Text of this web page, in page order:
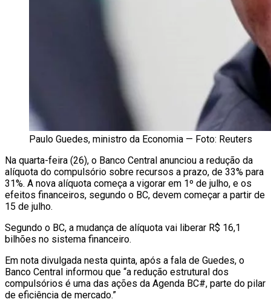
Paulo Guedes, ministro da Economia — Foto: Reuters
Na quarta-feira (26), o Banco Central anunciou a redução da
alíquota do compulsório sobre recursos a prazo, de 33% para
31%. A nova alíquota começa a vigorar em 1º de julho, e os
efeitos financeiros, segundo o BC, devem começar a partir de
15 de julho.
Segundo o BC, a mudança de alíquota vai liberar R$ 16,1
bilhões no sistema financeiro.
Em nota divulgada nesta quinta, após a fala de Guedes, o
Banco Central informou que “a redução estrutural dos
compulsórios é uma das ações da Agenda BC#, parte do pilar
de eficiência de mercado.”